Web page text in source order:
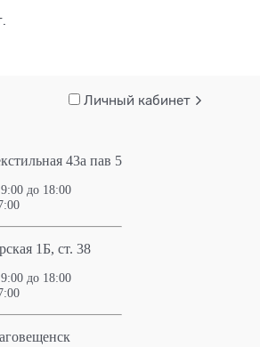
Личный кабинет
43а пав 5
до 18:00
1Б, ст. 38
до 18:00